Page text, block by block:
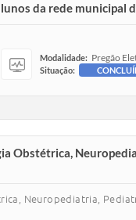
da rede municipal
Modalidade: Pregão
Situação:
Obstétrica,
Neuropediatria,